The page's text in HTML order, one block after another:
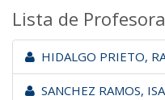
Lista de
HIDALGO PRIETO,
SANCHEZ RAMOS,